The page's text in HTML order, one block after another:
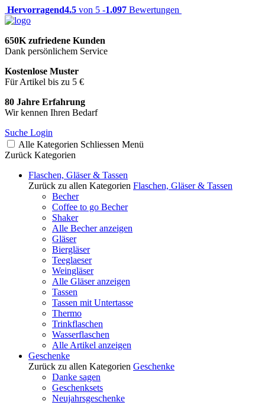
Hervorragend4.5 von 5 -1.097 Bewertungen
650K zufriedene Kunden
Dank persönlichem Service
Kostenlose Muster
Für Artikel bis zu 5 €
80 Jahre Erfahrung
Wir kennen Ihren Bedarf
Suche Login
Alle Kategorien Schliessen Menü
Zurück Kategorien
Flaschen, Gläser & Tassen
Zurück zu allen Kategorien Flaschen, Gläser & Tassen
Becher
Coffee to go Becher
Shaker
Alle Becher anzeigen
Gläser
Biergläser
Teeglaeser
Weingläser
Alle Gläser anzeigen
Tassen
Tassen mit Untertasse
Thermo
Trinkflaschen
Wasserflaschen
Alle Artikel anzeigen
Geschenke
Zurück zu allen Kategorien Geschenke
Danke sagen
Geschenksets
Neujahrsgeschenke